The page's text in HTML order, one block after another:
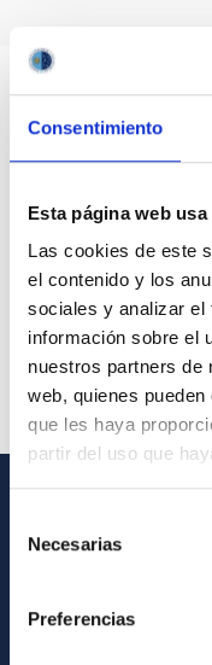
Consentimiento
Esta página web
Las cookies de este
el contenido y los
sociales y analizar el
información sobre el
nuestros partners de
web, quienes
que les haya
partir del uso que
Necesarias
Preferencias
How to get to the IAC